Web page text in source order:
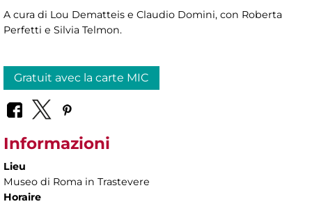
A cura di Lou Dematteis e Claudio Domini, con Roberta
Perfetti e Silvia Telmon.
Gratuit avec la carte MIC
Informazioni
Lieu
Museo di Roma in Trastevere
Horaire